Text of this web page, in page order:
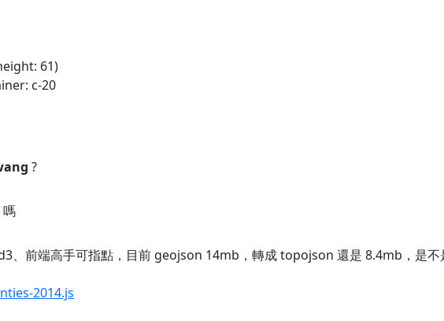
61)
c-20
?
、前端高手可指點，目前 geojson 14mb，轉成 topojson 還是 8.4mb，是不
2014.js